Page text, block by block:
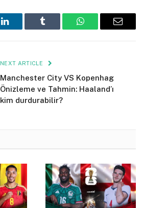
LinkedIn Tumblr WhatsAppEmail
NEXT ARTICLE
Manchester City VS Kopenhag
Önizleme ve Tahmin: Haaland’ı
kim durdurabilir?